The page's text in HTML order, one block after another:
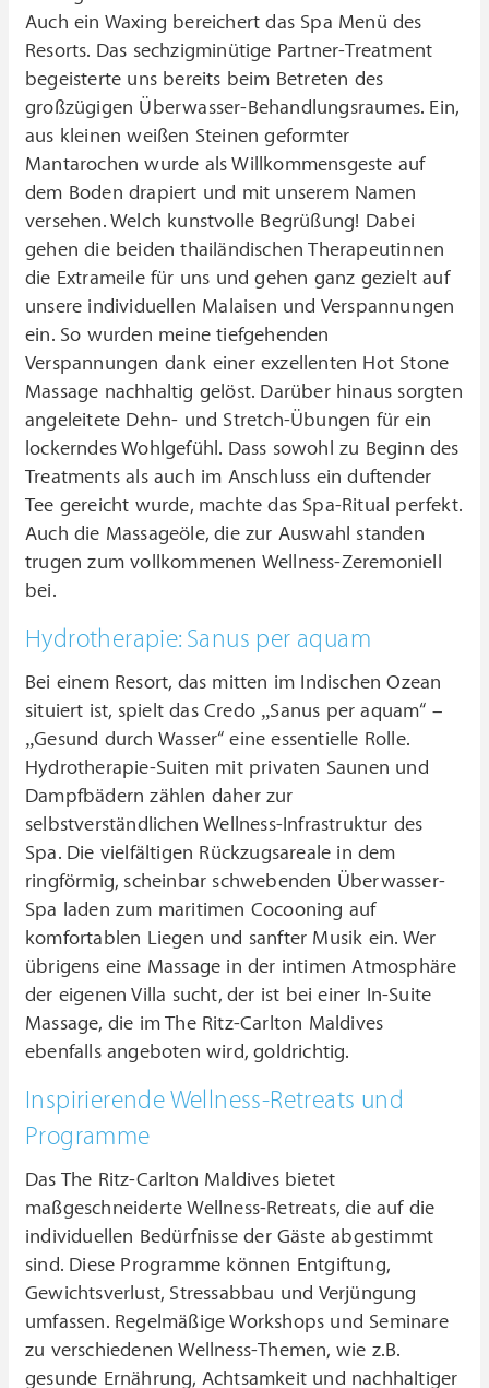
Auch ein Waxing bereichert das Spa Menü des
Resorts. Das sechzigminütige Partner-Treatment
begeisterte uns bereits beim Betreten des
großzügigen Überwasser-Behandlungsraumes. Ein,
aus kleinen weißen Steinen geformter
Mantarochen wurde als Willkommensgeste auf
dem Boden drapiert und mit unserem Namen
versehen. Welch kunstvolle Begrüßung! Dabei
gehen die beiden thailändischen Therapeutinnen
die Extrameile für uns und gehen ganz gezielt auf
unsere individuellen Malaisen und Verspannungen
ein. So wurden meine tiefgehenden
Verspannungen dank einer exzellenten Hot Stone
Massage nachhaltig gelöst. Darüber hinaus sorgten
angeleitete Dehn- und Stretch-Übungen für ein
lockerndes Wohlgefühl. Dass sowohl zu Beginn des
Treatments als auch im Anschluss ein duftender
Tee gereicht wurde, machte das Spa-Ritual perfekt.
Auch die Massageöle, die zur Auswahl standen
trugen zum vollkommenen Wellness-Zeremoniell
bei.
Hydrotherapie: Sanus per aquam
Bei einem Resort, das mitten im Indischen Ozean
situiert ist, spielt das Credo „Sanus per aquam“ –
„Gesund durch Wasser“ eine essentielle Rolle.
Hydrotherapie-Suiten mit privaten Saunen und
Dampfbädern zählen daher zur
selbstverständlichen Wellness-Infrastruktur des
Spa. Die vielfältigen Rückzugsareale in dem
ringförmig, scheinbar schwebenden Überwasser-
Spa laden zum maritimen Cocooning auf
komfortablen Liegen und sanfter Musik ein. Wer
übrigens eine Massage in der intimen Atmosphäre
der eigenen Villa sucht, der ist bei einer In-Suite
Massage, die im The Ritz-Carlton Maldives
ebenfalls angeboten wird, goldrichtig.
Inspirierende Wellness-Retreats und
Programme
Das The Ritz-Carlton Maldives bietet
maßgeschneiderte Wellness-Retreats, die auf die
individuellen Bedürfnisse der Gäste abgestimmt
sind. Diese Programme können Entgiftung,
Gewichtsverlust, Stressabbau und Verjüngung
umfassen. Regelmäßige Workshops und Seminare
zu verschiedenen Wellness-Themen, wie z.B.
gesunde Ernährung, Achtsamkeit und nachhaltiger